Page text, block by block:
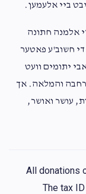
ביי אלעמען.
אלמנה חתונה
די חשוב'ע פאטער
יתומים וועט
והמלאה. אך
עושר ואושר,
All donations
The tax